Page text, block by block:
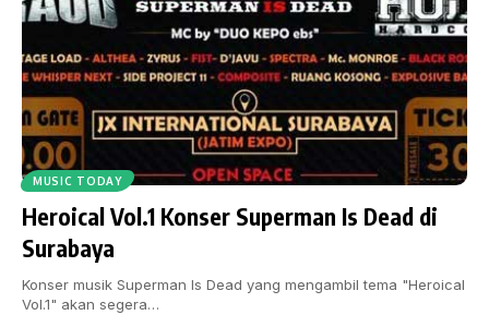
MUSIC TODAY
Heroical Vol.1 Konser Superman Is Dead di
Surabaya
Konser musik Superman Is Dead yang mengambil tema "Heroical
Vol.1" akan segera…